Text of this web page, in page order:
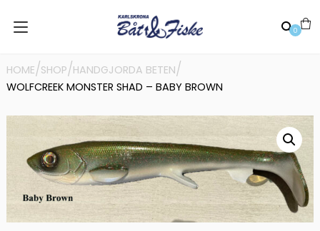
0
HOME/SHOP/HANDGJORDA BETEN/
WOLFCREEK MONSTER SHAD – BABY BROWN